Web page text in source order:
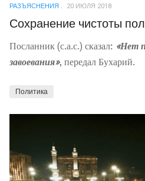
РАЗЪЯСНЕНИЯ 20 ИЮЛЯ 2018
Сохранение чистоты
Посланник (с.а.с.) сказал: «Нет
завоевания», передал Бухарий.
Политика